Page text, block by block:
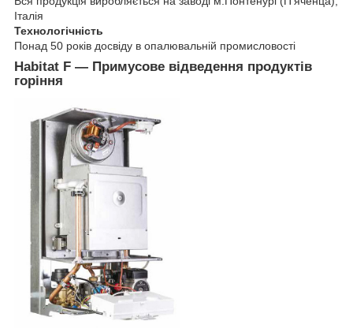
Італія
Технологічність
Понад 50 років досвіду в опалювальній промисловості
Habitat F — Примусове відведення продуктів
горіння